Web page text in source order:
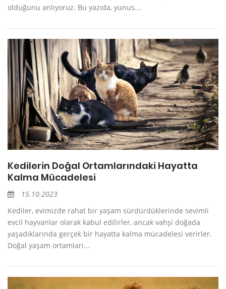
olduğunu anlıyoruz. Bu yazıda, yunus...
Kedilerin Doğal Ortamlarındaki Hayatta
Kalma Mücadelesi
15.10.2023
Kediler, evimizde rahat bir yaşam sürdürdüklerinde sevimli
evcil hayvanlar olarak kabul edilirler, ancak vahşi doğada
yaşadıklarında gerçek bir hayatta kalma mücadelesi verirler.
Doğal yaşam ortamları...